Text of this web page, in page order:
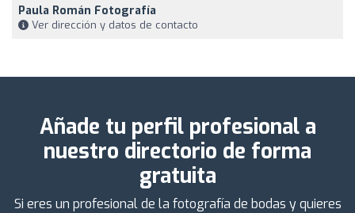
Paula Román Fotografía
Ver dirección y datos de contacto
Añade tu perfil profesional a
nuestro directorio de forma
gratuita
Si eres un profesional de la fotografía de bodas y quieres